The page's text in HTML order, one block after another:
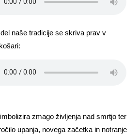
naše tradicije se skriva prav v
zmago življenja nad smrtjo ter
upanja, novega začetka in notranje